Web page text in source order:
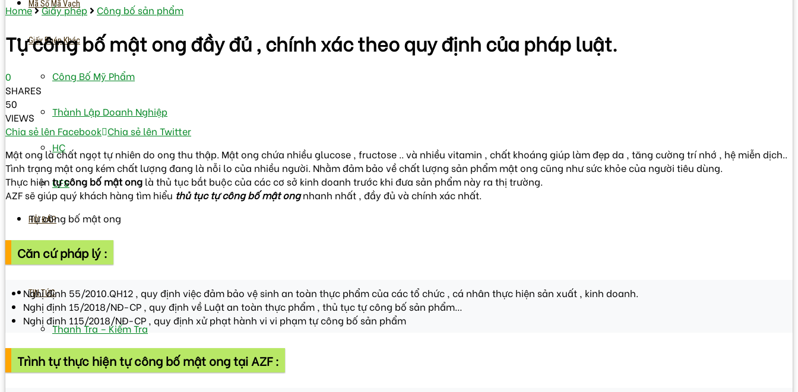
Mã Số Mã Vạch
Giấy Phép Khác
Công Bố Mỹ Phẩm
Thành Lập Doanh Nghiệp
HC
CFS
HỎI ĐÁP
VBPL
TIN TỨC
Thanh Tra – Kiếm Tra
An Toàn Vệ Sinh Thực Phẩm
Home Giấy phép Công bố sản phẩm
Tự công bố mật ong đầy đủ , chính xác theo quy định của pháp luật.
0
SHARES
50
VIEWS
Chia sẻ lên Facebook Chia sẻ lên Twitter
Mật ong là chất ngọt tự nhiên do ong thu thập. Mật ong chứa nhiều glucose , fructose .. và nhiều vitamin , chất khoáng giúp làm đẹp da , tăng cường trí nhớ , hệ miễn dịch..
Tình trạng mật ong kém chất lượng đang là nỗi lo của nhiều người. Nhằm đảm bảo về chất lượng sản phẩm mật ong cũng như sức khỏe của người tiêu dùng.
Thực hiện tự công bố mật ong là thủ tục bắt buộc của các cơ sở kinh doanh trước khi đưa sản phẩm này ra thị trường.
AZF sẽ giúp quý khách hàng tìm hiểu thủ tục tự công bố mật ongnhanh nhất , đầy đủ và chính xác nhất.
Tự công bố mật ong
Căn cứ pháp lý :
Nghị định 55/2010.QH12 , quy định việc đảm bảo vệ sinh an toàn thực phẩm của các tổ chức , cá nhân thực hiện sản xuất , kinh doanh.
Nghị định 15/2018/NĐ-CP , quy định về Luật an toàn thực phẩm , thủ tục tự công bố sản phẩm…
Nghị định 115/2018/NĐ-CP , quy định xử phạt hành vi vi phạm tự công bố sản phẩm
Trình tự thực hiện tự công bố mật ong tại AZF :